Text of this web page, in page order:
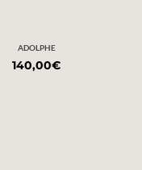
ADOLPHE
140,00€